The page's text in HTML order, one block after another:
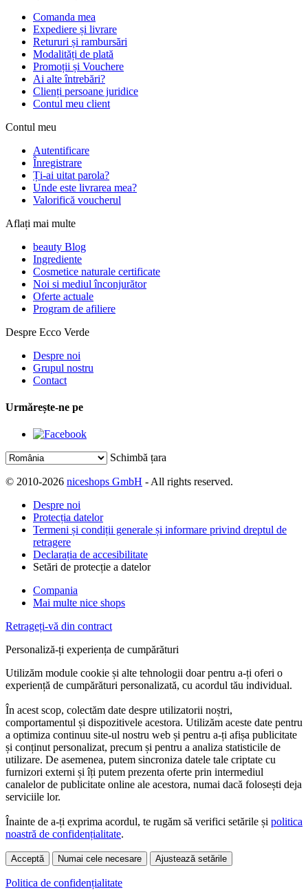
Comanda mea
Expediere și livrare
Retururi și rambursări
Modalități de plată
Promoții și Vouchere
Ai alte întrebări?
Clienți persoane juridice
Contul meu client
Contul meu
Autentificare
Înregistrare
Ți-ai uitat parola?
Unde este livrarea mea?
Valorifică voucherul
Aflați mai multe
beauty Blog
Ingrediente
Cosmetice naturale certificate
Noi si mediul înconjurător
Oferte actuale
Program de afiliere
Despre Ecco Verde
Despre noi
Grupul nostru
Contact
Urmărește-ne pe
Schimbă țara
© 2010-2026 niceshops GmbH - All rights reserved.
Despre noi
Protecția datelor
Termeni și condiții generale și informare privind dreptul de
retragere
Declarația de accesibilitate
Setări de protecție a datelor
Compania
Mai multe nice shops
Retrageți-vă din contract
Personaliză-ți experiența de cumpărături
Utilizăm module cookie și alte tehnologii doar pentru a-ți oferi o
experiență de cumpărături personalizată, cu acordul tău individual.
În acest scop, colectăm date despre utilizatorii noștri,
comportamentul și dispozitivele acestora. Utilizăm aceste date pentru
a optimiza continuu site-ul nostru web și pentru a-ți afișa publicitate
și conținut personalizat, precum și pentru a analiza statisticile de
utilizare. De asemenea, putem sincroniza datele tale criptate cu
furnizori externi și îți putem prezenta oferte prin intermediul
canalelor de publicitate online ale acestora, numai dacă folosești deja
serviciile lor.
Înainte de a-ți exprima acordul, te rugăm să verifici setările și politica
noastră de confidențialitate.
Acceptă Numai cele necesare Ajustează setările
Politica de confidențialitate